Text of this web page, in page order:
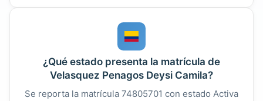
¿Qué estado presenta la matrícula de
Velasquez Penagos Deysi Camila?
Se reporta la matrícula 74805701 con estado Activa